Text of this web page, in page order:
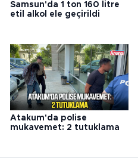
Samsun'da 1 ton 160 litre
etil alkol ele geçirildi
Atakum'da polise
mukavemet: 2 tutuklama